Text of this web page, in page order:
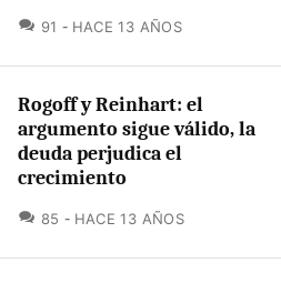
91 COMENTARIOS
HACE 13 AÑOS
Rogoff y Reinhart: el
argumento sigue válido, la
deuda perjudica el
crecimiento
85 COMENTARIOS
HACE 13 AÑOS